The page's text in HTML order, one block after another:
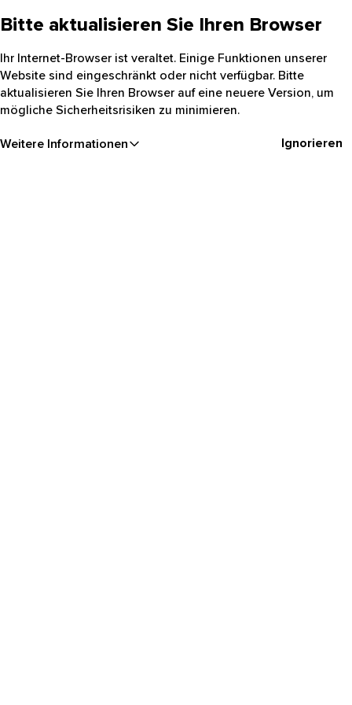
Bitte aktualisieren Sie Ihren Browser
Ihr Internet-Browser ist veraltet. Einige Funktionen unserer
Website sind eingeschränkt oder nicht verfügbar. Bitte
aktualisieren Sie Ihren Browser auf eine neuere Version, um
mögliche Sicherheitsrisiken zu minimieren.
Weitere Informationen Ignorieren